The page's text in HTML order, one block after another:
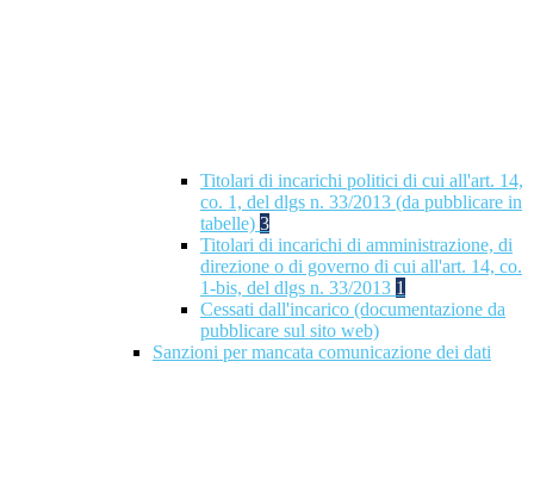
Titolari di incarichi politici di cui all'art. 14,
co. 1, del dlgs n. 33/2013 (da pubblicare in
tabelle) 3
Titolari di incarichi di amministrazione, di
direzione o di governo di cui all'art. 14, co.
1-bis, del dlgs n. 33/2013 1
Cessati dall'incarico (documentazione da
pubblicare sul sito web)
Sanzioni per mancata comunicazione dei dati